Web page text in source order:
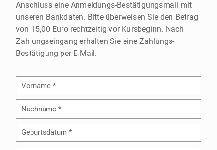
Anschluss eine Anmeldungs-Bestätigungsmail mit
unseren Bankdaten. Bitte überweisen Sie den Betrag
von 15,00 Euro rechtzeitig vor Kursbeginn. Nach
Zahlungseingang erhalten Sie eine Zahlungs-
Bestätigung per E-Mail.